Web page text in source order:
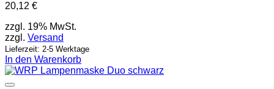
20,12 €
zzgl. 19% MwSt.
zzgl. Versand
Lieferzeit: 2-5 Werktage
In den Warenkorb